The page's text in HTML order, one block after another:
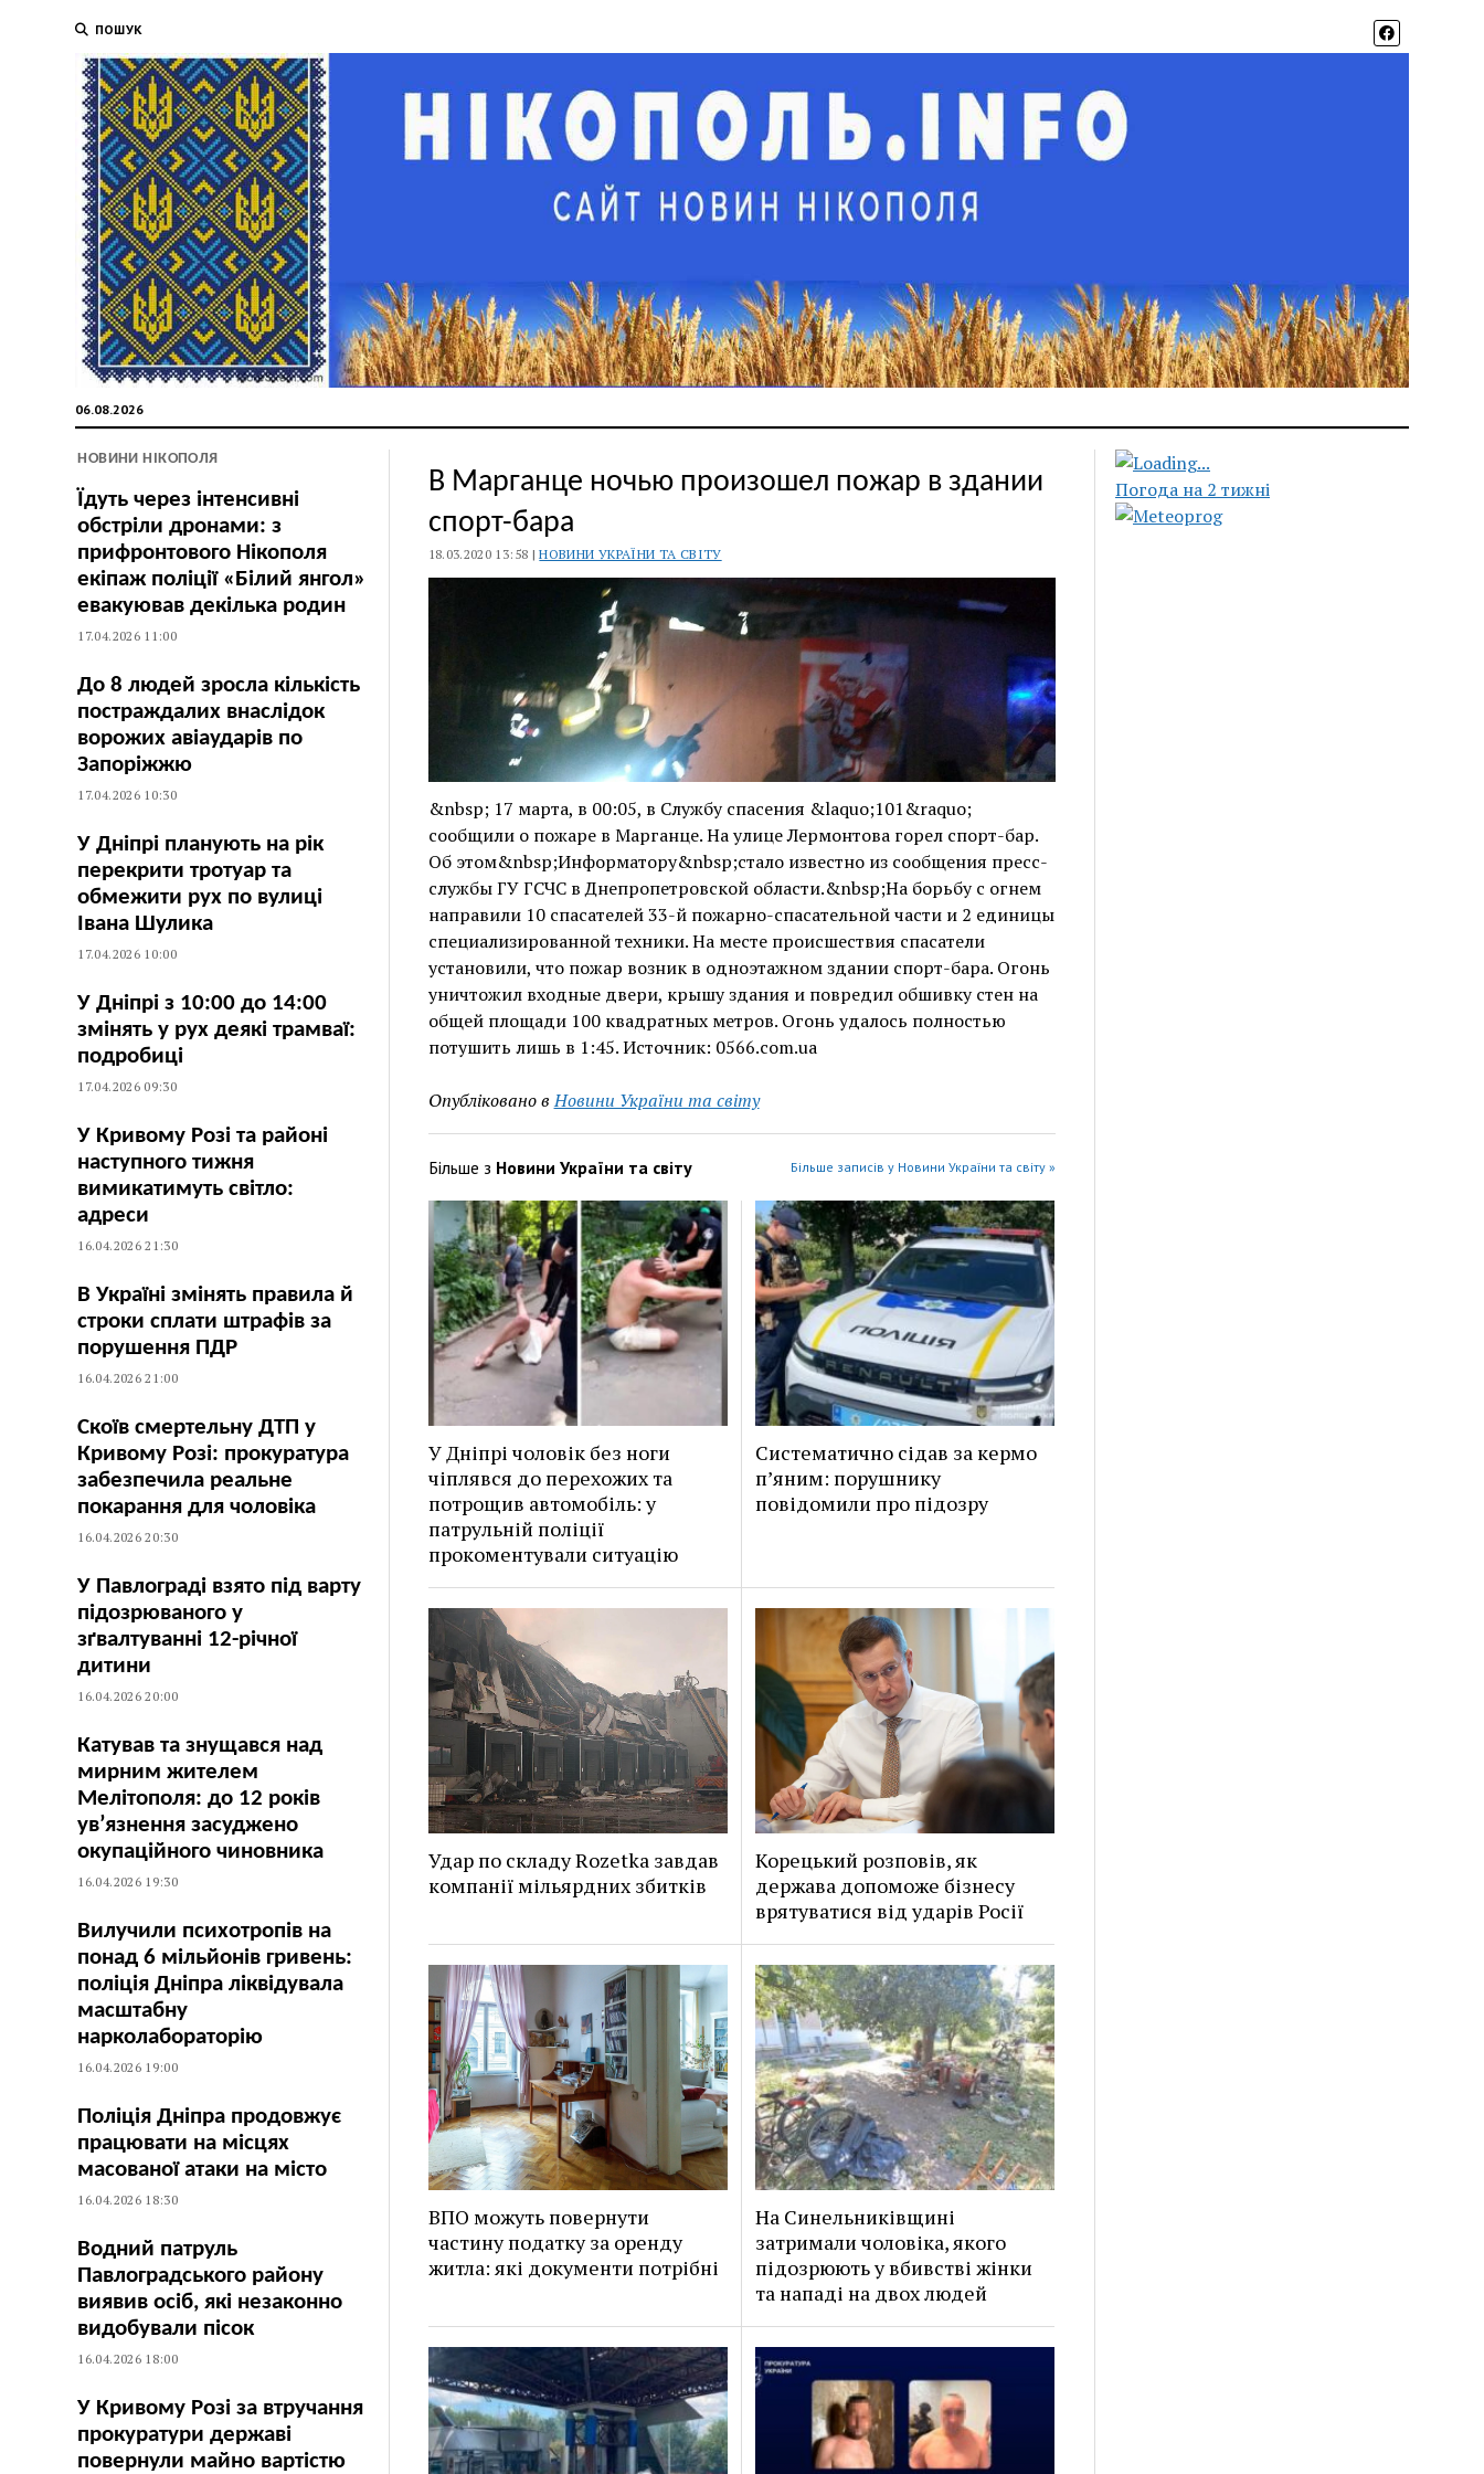
ПОШУК
06.08.2026
НОВИНИ НІКОПОЛЯ
Їдуть через інтенсивні
обстріли дронами: з
прифронтового Нікополя
екіпаж поліції «Білий янгол»
евакуював декілька родин
17.04.2026 11:00
До 8 людей зросла кількість
постраждалих внаслідок
ворожих авіаударів по
Запоріжжю
17.04.2026 10:30
У Дніпрі планують на рік
перекрити тротуар та
обмежити рух по вулиці
Івана Шулика
17.04.2026 10:00
У Дніпрі з 10:00 до 14:00
змінять у рух деякі трамваї:
подробиці
17.04.2026 09:30
У Кривому Розі та районі
наступного тижня
вимикатимуть світло:
адреси
16.04.2026 21:30
В Україні змінять правила й
строки сплати штрафів за
порушення ПДР
16.04.2026 21:00
Скоїв смертельну ДТП у
Кривому Розі: прокуратура
забезпечила реальне
покарання для чоловіка
16.04.2026 20:30
У Павлограді взято під варту
підозрюваного у
зґвалтуванні 12-річної
дитини
16.04.2026 20:00
Катував та знущався над
мирним жителем
Мелітополя: до 12 років
ув’язнення засуджено
окупаційного чиновника
16.04.2026 19:30
Вилучили психотропів на
понад 6 мільйонів гривень:
поліція Дніпра ліквідувала
масштабну
нарколабораторію
16.04.2026 19:00
Поліція Дніпра продовжує
працювати на місцях
масованої атаки на місто
16.04.2026 18:30
Водний патруль
Павлоградського району
виявив осіб, які незаконно
видобували пісок
16.04.2026 18:00
У Кривому Розі за втручання
прокуратури державі
повернули майно вартістю
В Марганце ночью произошел пожар в здании
спорт-бара
18.03.2020 13:58 |НОВИНИ УКРАЇНИ ТА СВІТУ
&nbsp; 17 марта, в 00:05, в Службу спасения &laquo;101&raquo;
сообщили о пожаре в Марганце. На улице Лермонтова горел спорт-бар.
Об этом&nbsp;Информатору&nbsp;стало известно из сообщения пресс-
службы ГУ ГСЧС в Днепропетровской области.&nbsp;На борьбу с огнем
направили 10 спасателей 33-й пожарно-спасательной части и 2 единицы
специализированной техники. На месте происшествия спасатели
установили, что пожар возник в одноэтажном здании спорт-бара. Огонь
уничтожил входные двери, крышу здания и повредил обшивку стен на
общей площади 100 квадратных метров. Огонь удалось полностью
потушить лишь в 1:45. Источник: 0566.com.ua
Опубліковано в Новини України та світу
Більше з Новини України та світу Більше записів у Новини України та світу »
У Дніпрі чоловік без ноги
чіплявся до перехожих та
потрощив автомобіль: у
патрульній поліції
прокоментували ситуацію
Систематично сідав за кермо
п’яним: порушнику
повідомили про підозру
Удар по складу Rozetka завдав
компанії мільярдних збитків
Корецький розповів, як
держава допоможе бізнесу
врятуватися від ударів Росії
ВПО можуть повернути
частину податку за оренду
житла: які документи потрібні
На Синельниківщині
затримали чоловіка, якого
підозрюють у вбивстві жінки
та нападі на двох людей
Погода на 2 тижні